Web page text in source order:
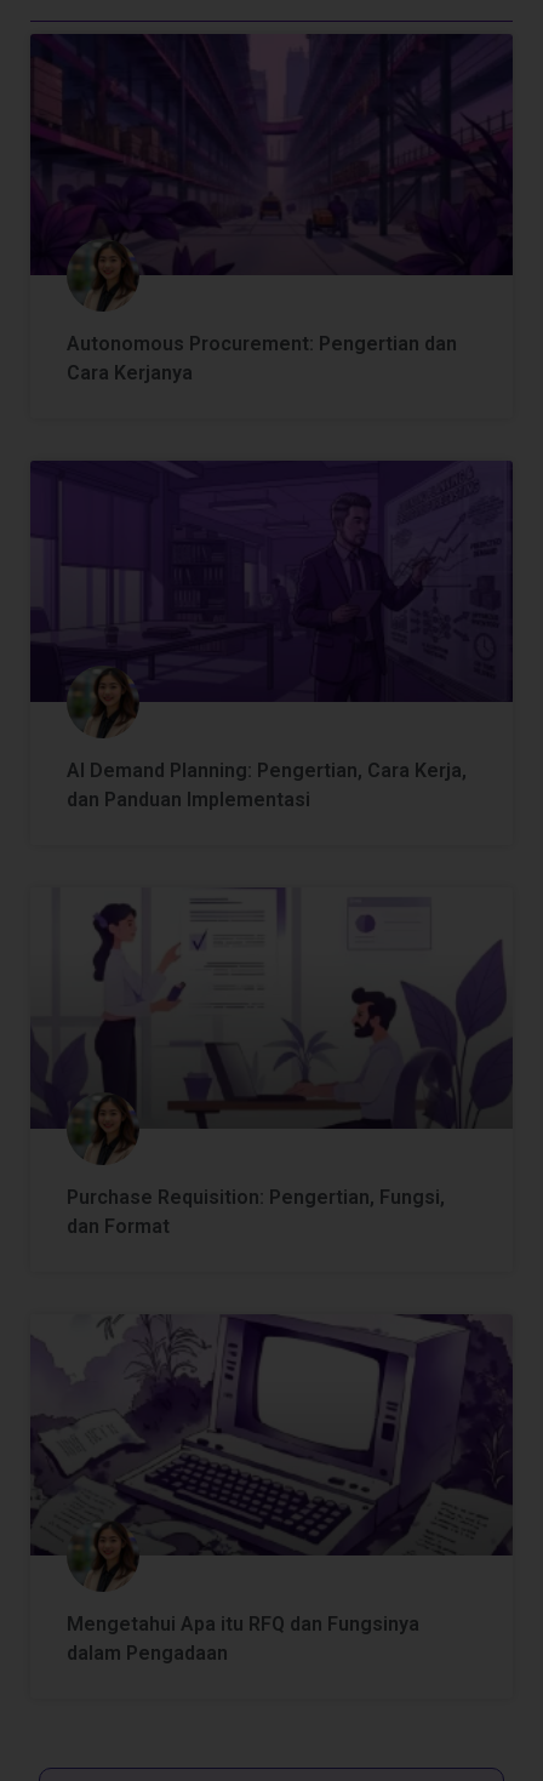
Autonomous Procurement: Pengertian dan
Cara Kerjanya
AI Demand Planning: Pengertian, Cara Kerja,
dan Panduan Implementasi
Purchase Requisition: Pengertian, Fungsi,
dan Format
Mengetahui Apa itu RFQ dan Fungsinya
dalam Pengadaan